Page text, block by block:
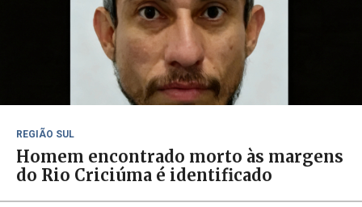
REGIÃO SUL
Homem encontrado morto às margens
do Rio Criciúma é identificado